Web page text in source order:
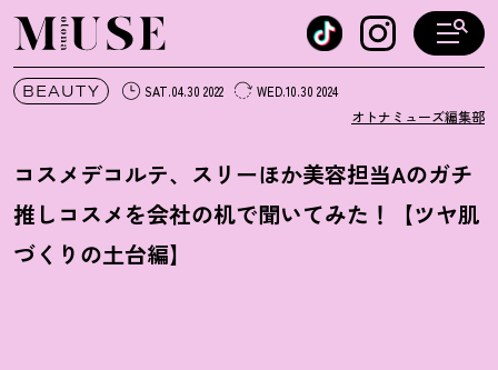
オトナミューズ ウェブ
BEAUTY SAT.04.30 2022 WED.10.30 2024
オトナミューズ編集部
コスメデコルテ、スリーほか美容担当Aのガチ
推しコスメを会社の机で聞いてみた ！
【ツヤ肌
づくりの土台編】